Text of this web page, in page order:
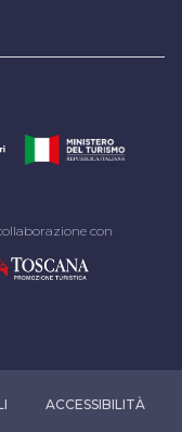
con
ACCESSIBILITÀ